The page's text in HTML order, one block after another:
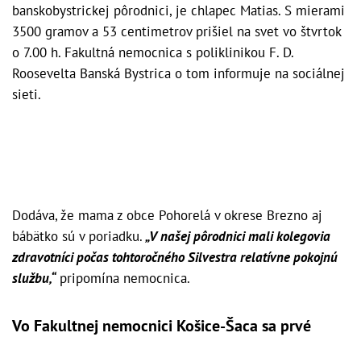
banskobystrickej pôrodnici, je chlapec Matias. S mierami
3500 gramov a 53 centimetrov prišiel na svet vo štvrtok
o 7.00 h. Fakultná nemocnica s poliklinikou F. D.
Roosevelta Banská Bystrica o tom informuje na sociálnej
sieti.
Dodáva, že mama z obce Pohorelá v okrese Brezno aj
bábätko sú v poriadku.„V našej pôrodnici mali kolegovia
zdravotníci počas tohtoročného Silvestra relatívne pokojnú
službu,“pripomína nemocnica.
Vo Fakultnej nemocnici Košice-Šaca sa prvé